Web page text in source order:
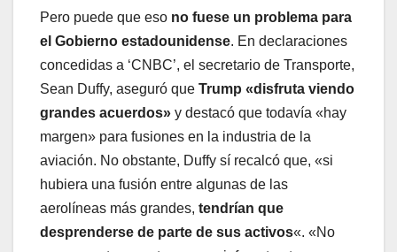
Pero puede que eso no fuese un problema para
el Gobierno estadounidense. En declaraciones
concedidas a ‘CNBC’, el secretario de Transporte,
Sean Duffy, aseguró que Trump «disfruta viendo
grandes acuerdos» y destacó que todavía «hay
margen» para fusiones en la industria de la
aviación. No obstante, Duffy sí recalcó que, «si
hubiera una fusión entre algunas de las
aerolíneas más grandes, tendrían que
desprenderse de parte de sus activos«. «No